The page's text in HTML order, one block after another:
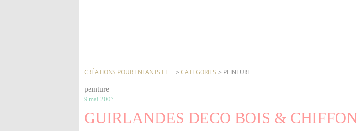
CRÉATIONS POUR ENFANTS ET + > CATEGORIES > PEINTURE
peinture
9 mai 2007
GUIRLANDES DECO BOIS & CHIFFON